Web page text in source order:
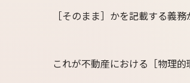
［そのまま］かを記載する義務
これが不動産における［物理的